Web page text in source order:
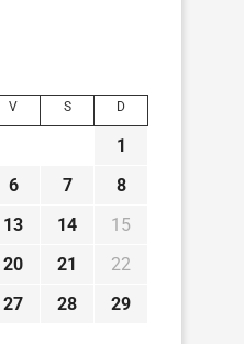
V S D
1
6 7
8
13 14
15
20 21
22
27 28
29